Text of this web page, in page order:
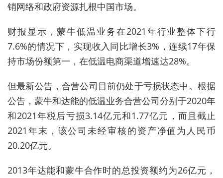
销网络和政府资源扎根中国市场。
财报显示，蒙牛低温业务在2021年行业整体下行
7.6%的情况下，实现收入同比增长3%，连续17年保
持市场份额第一，在低温电商渠道增速达28%。
但最新公告，合营公司目前仍处于亏损状态中。根据
公告，蒙牛和达能的低温业务合营公司分别于2020年
和2021年税后亏损3.14亿元和1.77亿元，而且截止
2021年末，该公司未经审核的资产净值为人民币
20.20亿元。
2013年达能和蒙牛合作时的总投资额约为26亿元，